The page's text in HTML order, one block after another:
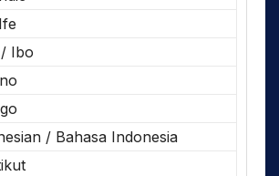
Ibo
/ Bahasa Indonesia